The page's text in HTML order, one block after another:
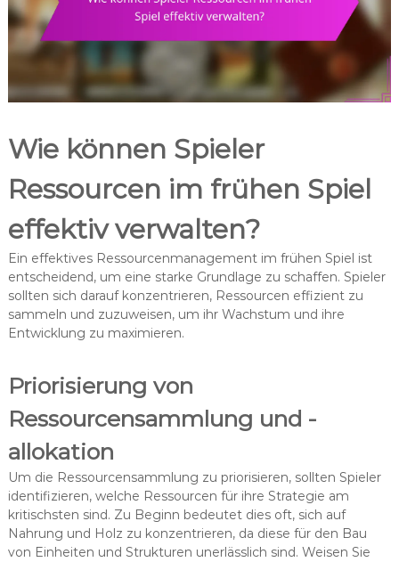
Wie können Spieler
Ressourcen im frühen Spiel
effektiv verwalten?
Ein effektives Ressourcenmanagement im frühen Spiel ist
entscheidend, um eine starke Grundlage zu schaffen. Spieler
sollten sich darauf konzentrieren, Ressourcen effizient zu
sammeln und zuzuweisen, um ihr Wachstum und ihre
Entwicklung zu maximieren.
Priorisierung von
Ressourcensammlung und -
allokation
Um die Ressourcensammlung zu priorisieren, sollten Spieler
identifizieren, welche Ressourcen für ihre Strategie am
kritischsten sind. Zu Beginn bedeutet dies oft, sich auf
Nahrung und Holz zu konzentrieren, da diese für den Bau
von Einheiten und Strukturen unerlässlich sind. Weisen Sie